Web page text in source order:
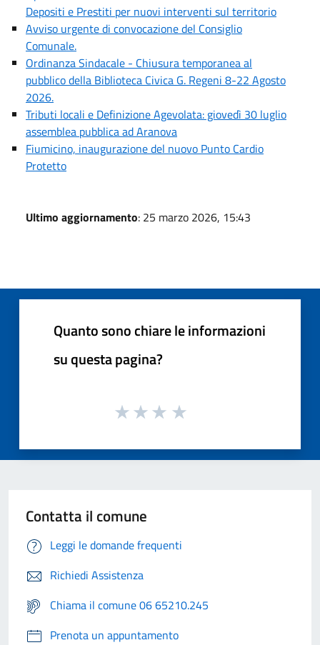
Depositi e Prestiti per nuovi interventi sul territorio
Avviso urgente di convocazione del Consiglio
Comunale.
Ordinanza Sindacale - Chiusura temporanea al
pubblico della Biblioteca Civica G. Regeni 8-22 Agosto
2026.
Tributi locali e Definizione Agevolata: giovedì 30 luglio
assemblea pubblica ad Aranova
Fiumicino, inaugurazione del nuovo Punto Cardio
Protetto
Ultimo aggiornamento: 25 marzo 2026, 15:43
Quanto sono chiare le informazioni
su questa pagina?
Contatta il comune
Leggi le domande frequenti
Richiedi Assistenza
Chiama il comune 06 65210.245
Prenota un appuntamento